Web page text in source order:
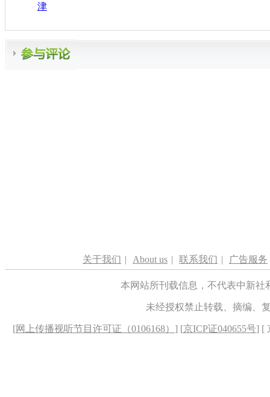
津
关于我们 | About us | 联系我们 | 广告服务
本网站所刊载信息，不代表中新
未经授权禁止转载、摘编、
[网上传播视听节目许可证（0106168） ] [京ICP证040655号] [